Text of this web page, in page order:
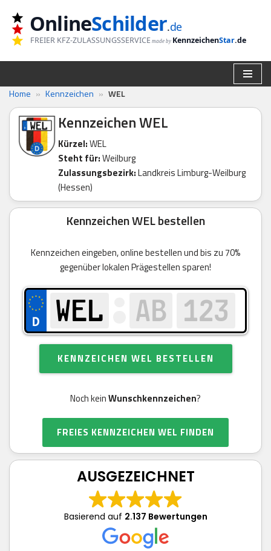
Zum
Inhalt
springen
OnlineSchilder.de
FREIER KFZ-ZULASSUNGSSERVICE made by KennzeichenStar.de
Home » Kennzeichen » WEL
Kennzeichen WEL
Kürzel:WEL
Steht für:Weilburg
Zulassungsbezirk:Landkreis Limburg-Weilburg
(Hessen)
Kennzeichen WEL bestellen
Kennzeichen eingeben, online bestellen und bis zu 70%
gegenüber lokalen Prägestellen sparen!
KENNZEICHEN WEL BESTELLEN
Noch keinWunschkennzeichen?
FREIES KENNZEICHEN WEL FINDEN
AUSGEZEICHNET
Basierend auf 2.137 Bewertungen